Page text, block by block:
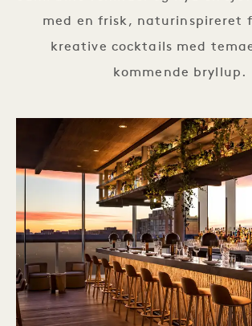
med en frisk, naturinspireret
kreative cocktails med
kommende bryllup.